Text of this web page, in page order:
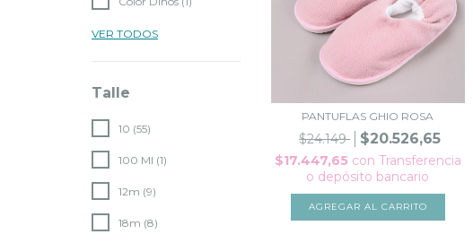
VER TODOS
Talle
10 (55)
100 Ml (1)
12m (9)
18m (8)
PANTUFLAS GHIO ROSA
$24.149 $20.526,65
$17.447,65 con Transferencia
o depósito bancario
AGREGAR AL CARRITO